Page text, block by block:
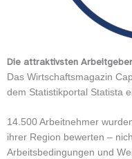
Die attraktivsten
Das Wirtschaftsmagazin
dem Statistikportal Statista
14.500 Arbeitnehmer
ihrer Region bewerten –
Arbeitsbedingungen und